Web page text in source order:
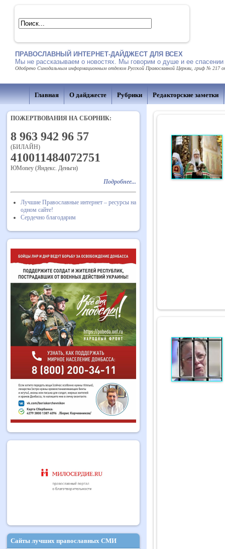
ПРАВОСЛАВНЫЙ ИНТЕРНЕТ-ДАЙДЖЕСТ ДЛЯ ВСЕХ
Мы не рассказываем о новостях. Мы говорим о душе и ее спасении
Одобрено Синодальным информационным отделом Русской Православной Церкви, гриф № 217
Главная О дайджесте Рубрики Редакторские заметки
ПОЖЕРТВОВАНИЯ НА СБОРНИК:
8 963 942 96 57
(БИЛАЙН)
410011484072751
ЮMoney (Яндекс. Деньги)
Подробнее...
Лучшие Православные интернет – ресурсы на
одном сайте!
Сердечно благодарим
Сайты лучших православных СМИ